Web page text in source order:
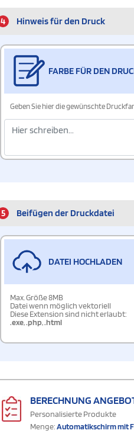
4 Hinweis für den Druck
FARBE FÜR DEN
Geben Sie hier die gewünschte
5 Beifügen der Druckdatei
DATEI HOCHLADEN
Max. Größe 8MB
Datei wenn möglich vektoriell
Diese Extension sind nicht erlaubt:
.exe,.php,.html
BERECHNUNG
Personalisierte Produkte
Menge:Automatikschirm mit